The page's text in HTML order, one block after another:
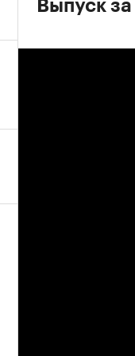
Выпуск